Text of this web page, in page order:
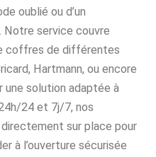
oublié ou d’un
Notre service couvre
coffres de différentes
Hartmann, ou encore
une solution adaptée à
24 et 7j/7, nos
sur place pour
à l’ouverture sécurisée